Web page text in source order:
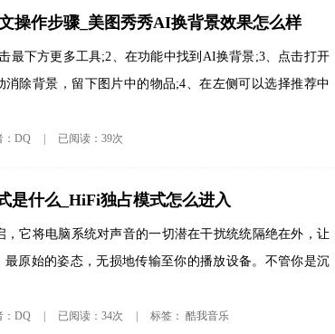
操作步骤_美图秀秀AI换背景效果怎么样
最下方更多工具;2、在功能中找到AI换背景;3、点击打开
消除背景，留下图片中的物品;4、在左侧可以选择推荐中
：DQ 已阅读：39次
是什么_HiFi独占模式怎么进入
它将电脑系统对声音的一切潜在干扰统统隔绝在外，让
原始的姿态，无损地传输至你的播放设备。不管你是沉
：DQ 已阅读：34次 标签： 酷我音乐